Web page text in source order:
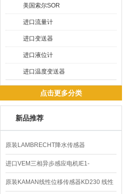
美国索尔SOR
进口流量计
进口变送器
进口液位计
进口温度变送器
点击更多分类
新品推荐
原装LAMBRECHT降水传感器
00.14575.20气象仪
进口VEM三相异步感应电机IE1-
K21R80G4马达
原装KAMAN线性位移传感器KD230 线性